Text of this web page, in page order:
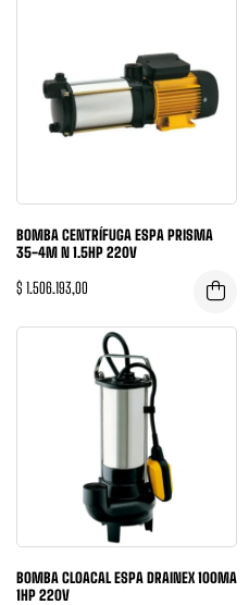
BOMBA CENTRÍFUGA ESPA PRISMA
35-4M N 1.5HP 220V
$ 1.506.193,00
BOMBA CLOACAL ESPA DRAINEX 100MA
1HP 220V